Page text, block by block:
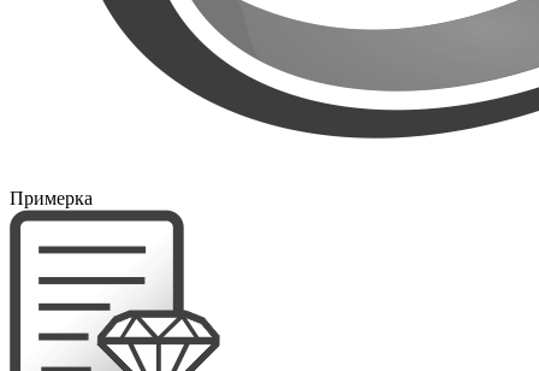
Примерка